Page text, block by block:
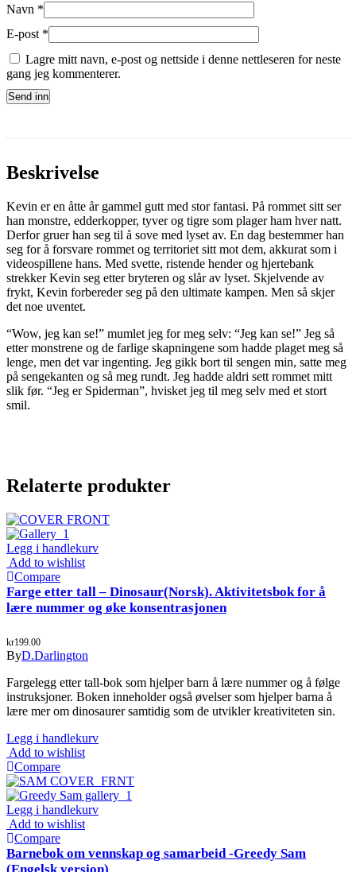
Navn *
E-post *
Lagre mitt navn, e-post og nettside i denne nettleseren for neste
gang jeg kommenterer.
Beskrivelse
Kevin er en åtte år gammel gutt med stor fantasi. På rommet sitt ser
han monstre, edderkopper, tyver og tigre som plager ham hver natt.
Derfor gruer han seg til å sove med lyset av. En dag bestemmer han
seg for å forsvare rommet og territoriet sitt mot dem, akkurat som i
videospillene hans. Med svette, ristende hender og hjertebank
strekker Kevin seg etter bryteren og slår av lyset. Skjelvende av
frykt, Kevin forbereder seg på den ultimate kampen. Men så skjer
det noe uventet.
“Wow, jeg kan se!” mumlet jeg for meg selv: “Jeg kan se!” Jeg så
etter monstrene og de farlige skapningene som hadde plaget meg så
lenge, men det var ingenting. Jeg gikk bort til sengen min, satte meg
på sengekanten og så meg rundt. Jeg hadde aldri sett rommet mitt
slik før. “Jeg er Spiderman”, hvisket jeg til meg selv med et stort
smil.
Relaterte produkter
Legg i handlekurv
Add to wishlist
Compare
Farge etter tall – Dinosaur(Norsk). Aktivitetsbok for å
lære nummer og øke konsentrasjonen
kr199.00
ByD.Darlington
Fargelegg etter tall-bok som hjelper barn å lære nummer og å følge
instruksjoner. Boken inneholder også øvelser som hjelper barna å
lære mer om dinosaurer samtidig som de utvikler kreativiteten sin.
Legg i handlekurv
Add to wishlist
Compare
Legg i handlekurv
Add to wishlist
Compare
Barnebok om vennskap og samarbeid -Greedy Sam